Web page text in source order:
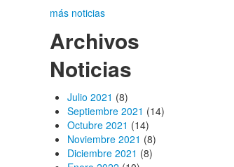
más noticias
Archivos
Noticias
Julio 2021 (8)
Septiembre 2021 (14)
Octubre 2021 (14)
Noviembre 2021 (8)
Diciembre 2021 (8)